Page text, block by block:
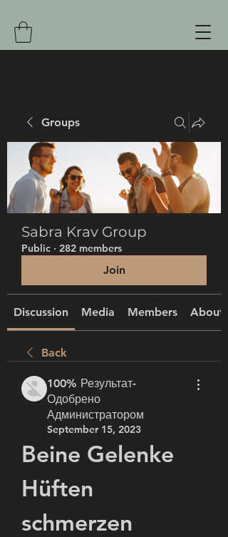
Groups
Sabra Krav Group
Public · 282 members
Join
Discussion Media Members About
Back
100% Результат-
Одобрено
Администратором
September 15, 2023
Beine Gelenke
Hüften
schmerzen